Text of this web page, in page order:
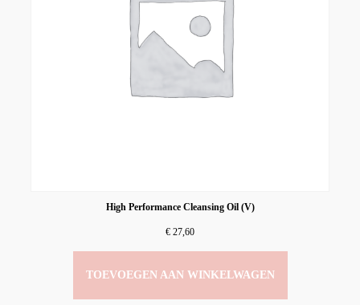
High Performance Cleansing Oil (V)
€ 27,60
TOEVOEGEN AAN WINKELWAGEN